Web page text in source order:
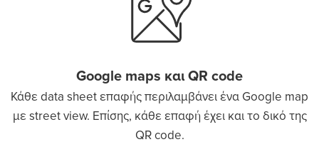
Google maps και QR code
Κάθε data sheet επαφής περιλαμβάνει ένα Google map
με street view. Επίσης, κάθε επαφή έχει και το δικό της
QR code.